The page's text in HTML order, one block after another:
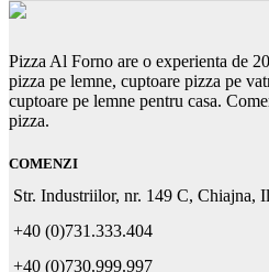
Pizza Al Forno are o experienta de
pizza pe lemne, cuptoare pizza pe
cuptoare pe lemne pentru casa.
pizza.
COMENZI
Str. Industriilor, nr. 149 C, Chiajna,
+40 (0)731.333.404
+40 (0)730.999.997